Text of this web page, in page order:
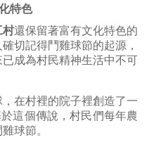
特色
村還保留著富有文化特色的
切記得鬥雞球節的起源，
成為村民精神生活中不可
在村裡的院子裡創造了一
這個傳說，村民們每年農
球節。